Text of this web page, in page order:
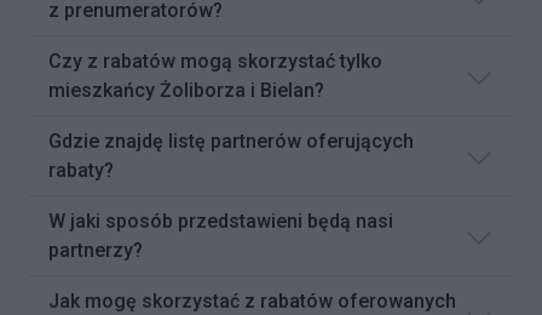
z prenumeratorów?
Czy z rabatów mogą skorzystać tylko
mieszkańcy Żoliborza i Bielan?
Gdzie znajdę listę partnerów oferujących
rabaty?
W jaki sposób przedstawieni będą nasi
partnerzy?
Jak mogę skorzystać z rabatów oferowanych